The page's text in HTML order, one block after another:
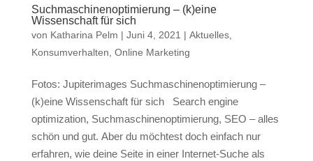
Suchmaschinenoptimierung – (k)eine
Wissenschaft für sich
von Katharina Pelm | Juni 4, 2021 | Aktuelles,
Konsumverhalten Online Marketing
Fotos: Jupiterimages Suchmaschinenoptimierung –
(k)eine Wissenschaft für sich Search engine
optimization, Suchmaschinenoptimierung, SEO – alles
schön und gut. Aber du möchtest doch einfach nur
erfahren, wie deine Seite in einer Internet-Suche als